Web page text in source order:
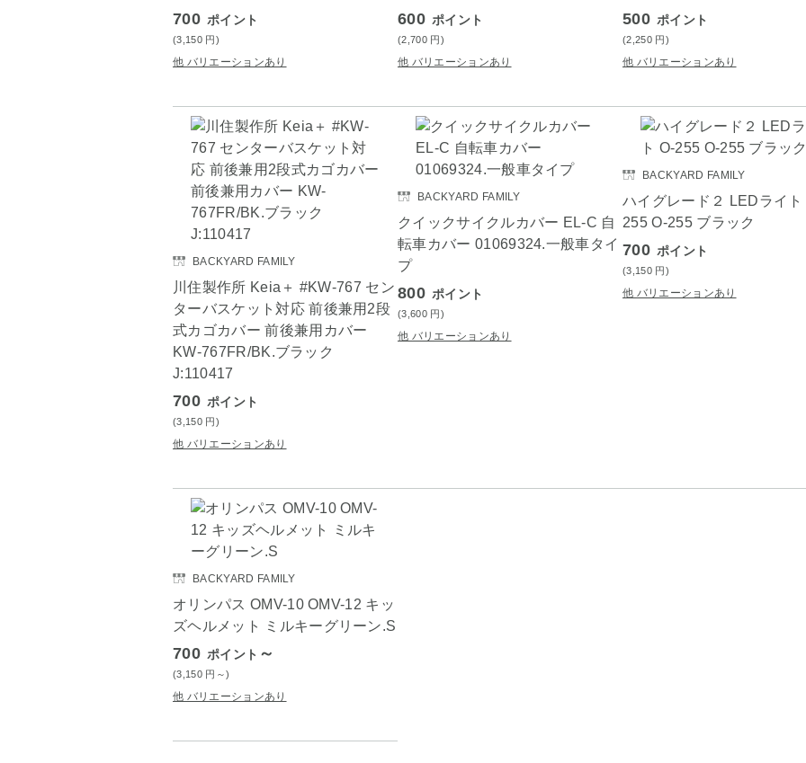
700 ポイント
(3,150 円)
他 バリエーションあり
600 ポイント
(2,700 円)
他 バリエーションあり
500 ポイント
(2,250 円)
他 バリエーションあり
BACKYARD FAMILY
川住製作所 Keia＋ #KW-767 セン
ターバスケット対応 前後兼用2段
式カゴカバー 前後兼用カバー
KW-767FR/BK.ブラック
J:110417
700 ポイント
(3,150 円)
他 バリエーションあり
BACKYARD FAMILY
クイックサイクルカバー EL-C 自
転車カバー 01069324.一般車タイ
プ
800 ポイント
(3,600 円)
他 バリエーションあり
BACKYARD FAMILY
ハイグレード２ LEDライト
255 O-255 ブラック
700 ポイント
(3,150 円)
他 バリエーションあり
BACKYARD FAMILY
オリンパス OMV-10 OMV-12 キッ
ズヘルメット ミルキーグリーン.S
700 ポイント ～
(3,150 円 ～)
他 バリエーションあり